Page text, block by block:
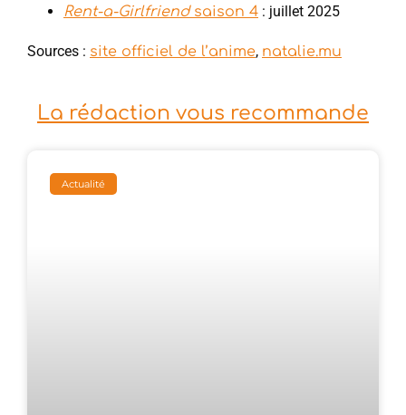
Rent-a-Girlfriend saison 4 : juillet 2025
Sources : site officiel de l’anime, natalie.mu
La rédaction vous recommande
Actualité